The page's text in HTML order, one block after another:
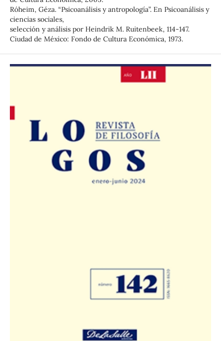
Róheim, Géza. “Psicoanálisis y antropología”. En Psicoanálisis y
ciencias sociales,
selección y análisis por Heindrik M. Ruitenbeek, 114-147.
Ciudad de México: Fondo de Cultura Económica, 1973.